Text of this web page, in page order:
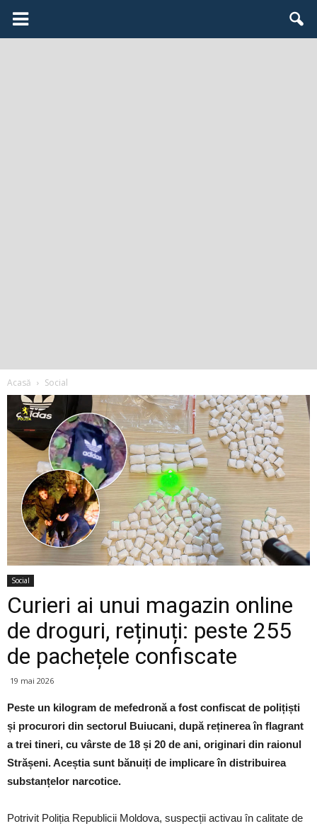
Acasă Social
Social
Curieri ai unui magazin online
de droguri, reținuți: peste 255
de pachețele confiscate
19 mai 2026
Peste un kilogram de mefedronă a fost confiscat de polițiști
și procurori din sectorul Buiucani, după reținerea în flagrant
a trei tineri, cu vârste de 18 și 20 de ani, originari din raionul
Strășeni. Aceștia sunt bănuiți de implicare în distribuirea
substanțelor narcotice.
Potrivit Poliția Republicii Moldova, suspecții activau în calitate de